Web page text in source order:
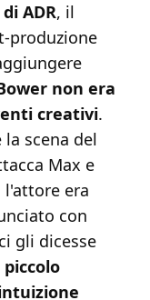
ADR, il
produzione
non era
creativi.
scena del
Max e
era
con
gli dicesse
piccolo